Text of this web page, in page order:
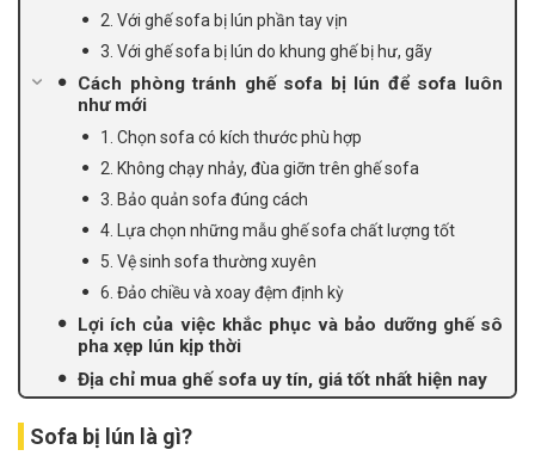
2. Với ghế sofa bị lún phần tay vịn
3. Với ghế sofa bị lún do khung ghế bị hư, gãy
Cách phòng tránh ghế sofa bị lún để sofa luôn
như mới
1. Chọn sofa có kích thước phù hợp
2. Không chạy nhảy, đùa giỡn trên ghế sofa
3. Bảo quản sofa đúng cách
4. Lựa chọn những mẫu ghế sofa chất lượng tốt
5. Vệ sinh sofa thường xuyên
6. Đảo chiều và xoay đệm định kỳ
Lợi ích của việc khắc phục và bảo dưỡng ghế sô
pha xẹp lún kịp thời
Địa chỉ mua ghế sofa uy tín, giá tốt nhất hiện nay
Sofa bị lún là gì?